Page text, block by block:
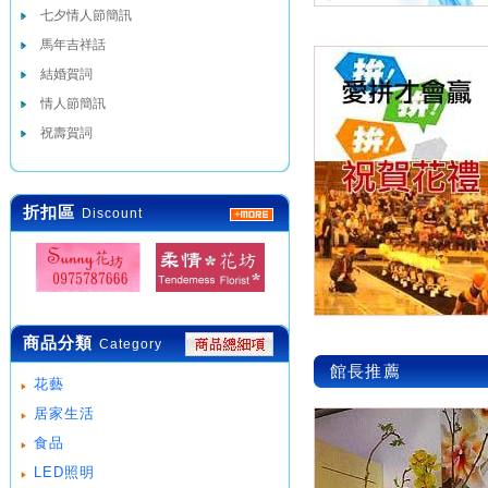
七夕情人節簡訊
馬年吉祥話
結婚賀詞
情人節簡訊
祝壽賀詞
折扣區 Discount
商品分類 Category
花藝
居家生活
食品
LED照明
館長推薦